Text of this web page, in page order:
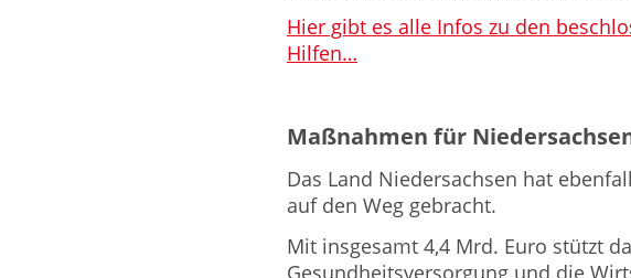
Hier gibt es alle Infos zu den
Hilfen…
Maßnahmen für
Das Land Niedersachsen hat
auf den Weg gebracht.
Mit insgesamt 4,4 Mrd. Euro stützt
Gesundheitsversorgung und die